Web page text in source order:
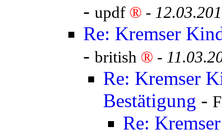
- updf ® -
Re: Kremser
- british ® -
Re: Kremser
Bestätigung -
Re: